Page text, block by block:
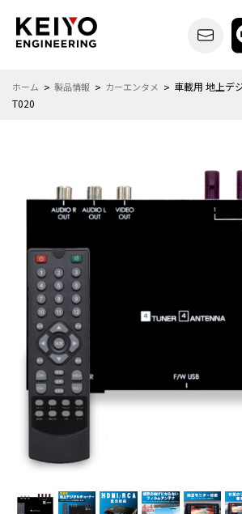
ホーム 製品情報 カーエンタメ
車載用 地上デ
T020